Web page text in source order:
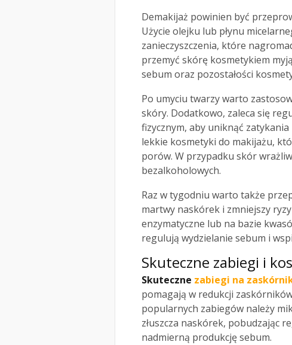
Demakijaż powinien być
Użycie olejku lub płynu
zanieczyszczenia, które
przemyć skórę kosmetykiem
sebum oraz pozostałości
Po umyciu twarzy warto
skóry. Dodatkowo, zaleca się
fizycznym, aby uniknąć
lekkie kosmetyki do makijażu,
porów. W przypadku skór
bezalkoholowych.
Raz w tygodniu warto także
martwy naskórek i zmniejszy
enzymatyczne lub na bazie
regulują wydzielanie sebum i
Skuteczne zabiegi i
Skuteczne zabiegi na
pomagają w redukcji
popularnych zabiegów należy
złuszcza naskórek, pobudzając
nadmierną produkcję sebum.